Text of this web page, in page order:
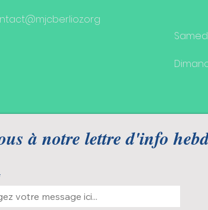
à notre lettre d'info